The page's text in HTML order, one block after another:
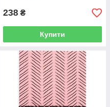
238 ₴
Купити